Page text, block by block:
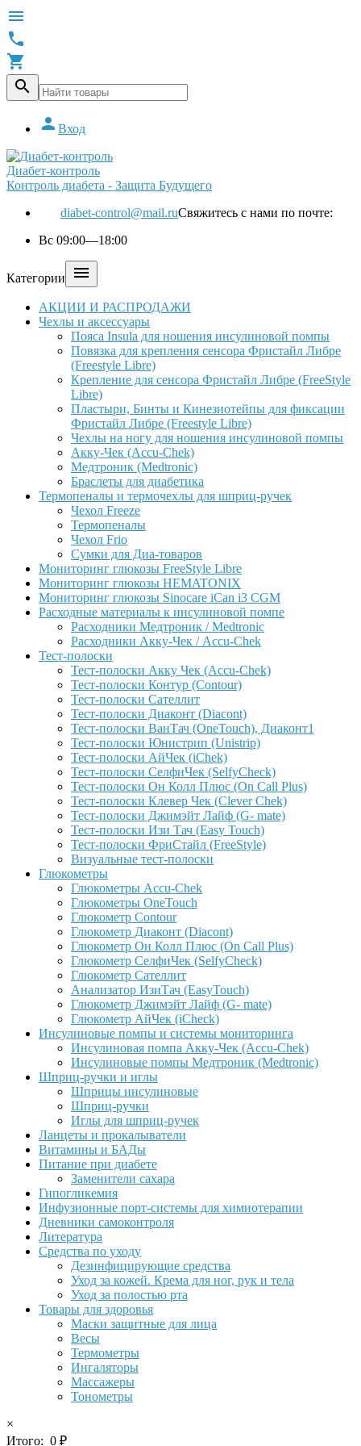




 Вход
Диабет-контроль
Контроль диабета - Защита Будущего
diabet-control@mail.ruСвяжитесь с нами по почте:
Вс 09:00—18:00
Категории 
АКЦИИ И РАСПРОДАЖИ
Чехлы и аксессуары
Пояса Insula для ношения инсулиновой помпы
Повязка для крепления сенсора Фристайл Либре
(Freestyle Libre)
Крепление для сенсора Фристайл Либре (FreeStyle
Libre)
Пластыри, Бинты и Кинезиотейпы для фиксации
Фристайл Либре (Freestyle Libre)
Чехлы на ногу для ношения инсулиновой помпы
Акку-Чек (Accu-Chek)
Медтроник (Medtronic)
Браслеты для диабетика
Термопеналы и термочехлы для шприц-ручек
Чехол Freeze
Термопеналы
Чехол Frio
Сумки для Диа-товаров
Мониторинг глюкозы FreeStyle Libre
Мониторинг глюкозы HEMATONIX
Мониторинг глюкозы Sinocare iCan i3 CGM
Расходные материалы к инсулиновой помпе
Расходники Медтроник / Medtronic
Расходники Акку-Чек / Accu-Chek
Тест-полоски
Тест-полоски Акку Чек (Accu-Chek)
Тест-полоски Контур (Contour)
Тест-полоски Сателлит
Тест-полоски Диаконт (Diacont)
Тест-полоски ВанТач (OneTouch), Диаконт1
Тест-полоски Юнистрип (Unistrip)
Тест-полоски АйЧек (iChek)
Тест-полоски СелфиЧек (SelfyCheck)
Тест-полоски Он Колл Плюс (On Call Plus)
Тест-полоски Клевер Чек (Clever Chek)
Тест-полоски Джимэйт Лайф (G- mate)
Тест-полоски Изи Тач (Easy Touch)
Тест-полоски ФриCтайл (FreeStyle)
Визуальные тест-полоски
Глюкометры
Глюкометры Accu-Сhek
Глюкометры OneTouch
Глюкометр Contour
Глюкометр Диаконт (Diacont)
Глюкометр Он Колл Плюс (On Call Plus)
Глюкометр СелфиЧек (SelfyCheck)
Глюкометр Сателлит
Анализатор ИзиТач (EasyTouch)
Глюкометр Джимэйт Лайф (G- mate)
Глюкометр АйЧек (iCheck)
Инсулиновые помпы и системы мониторинга
Инсулиновая помпа Акку-Чек (Accu-Chek)
Инсулиновые помпы Медтроник (Medtronic)
Шприц-ручки и иглы
Шприцы инсулиновые
Шприц-ручки
Иглы для шприц-ручек
Ланцеты и прокалыватели
Витамины и БАДы
Питание при диабете
Заменители сахара
Гипогликемия
Инфузионные порт-системы для химиотерапии
Дневники самоконтроля
Литература
Средства по уходу
Дезинфицирующие средства
Уход за кожей. Крема для ног, рук и тела
Уход за полостью рта
Товары для здоровья
Маски защитные для лица
Весы
Термометры
Ингаляторы
Массажеры
Тонометры
×
Итого: 0 ₽